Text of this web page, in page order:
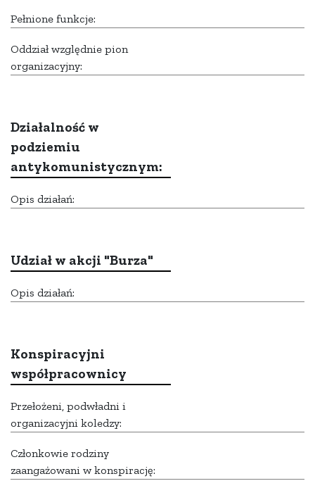
Pełnione funkcje:
Oddział względnie pion
organizacyjny:
Działalność w
podziemiu
antykomunistycznym:
Opis działań:
Udział w akcji "Burza"
Opis działań:
Konspiracyjni
współpracownicy
Przełożeni, podwładni i
organizacyjni koledzy:
Członkowie rodziny
zaangażowani w konspirację: